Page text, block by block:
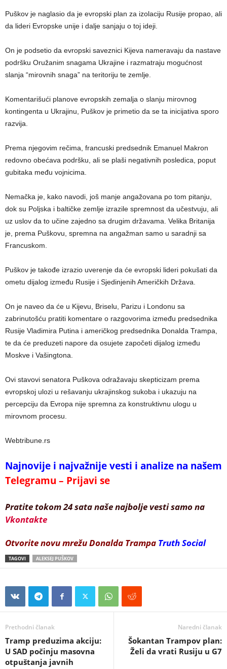
Puškov je naglasio da je evropski plan za izolaciju Rusije propao, ali
da lideri Evropske unije i dalje sanjaju o toj ideji.
On je podsetio da evropski saveznici Kijeva nameravaju da nastave
podršku Oružanim snagama Ukrajine i razmatraju mogućnost
slanja “mirovnih snaga” na teritoriju te zemlje.
Komentarišući planove evropskih zemalja o slanju mirovnog
kontingenta u Ukrajinu, Puškov je primetio da se ta inicijativa sporo
razvija.
Prema njegovim rečima, francuski predsednik Emanuel Makron
redovno obećava podršku, ali se plaši negativnih posledica, poput
gubitaka među vojnicima.
Nemačka je, kako navodi, još manje angažovana po tom pitanju,
dok su Poljska i baltičke zemlje izrazile spremnost da učestvuju, ali
uz uslov da to učine zajedno sa drugim državama. Velika Britanija
je, prema Puškovu, spremna na angažman samo u saradnji sa
Francuskom.
Puškov je takođe izrazio uverenje da će evropski lideri pokušati da
ometu dijalog između Rusije i Sjedinjenih Američkih Država.
On je naveo da će u Kijevu, Briselu, Parizu i Londonu sa
zabrinutošću pratiti komentare o razgovorima između predsednika
Rusije Vladimira Putina i američkog predsednika Donalda Trampa,
te da će preduzeti napore da osujete započeti dijalog između
Moskve i Vašingtona.
Ovi stavovi senatora Puškova odražavaju skepticizam prema
evropskoj ulozi u rešavanju ukrajinskog sukoba i ukazuju na
percepciju da Evropa nije spremna za konstruktivnu ulogu u
mirovnom procesu.
Webtribune.rs
Najnovije i najvažnije vesti i analize na našem
Telegramu – Prijavi se
Pratite tokom 24 sata naše najbolje vesti samo na
Vkontakte
Otvorite novu mrežu Donalda Trampa Truth Social
TAGOVI ALEKSEJ PUŠKOV
Prethodni članak
Tramp preduzima akciju:
U SAD počinju masovna
otpuštanja javnih
Naredni članak
Šokantan Trampov plan:
Želi da vrati Rusiju u G7